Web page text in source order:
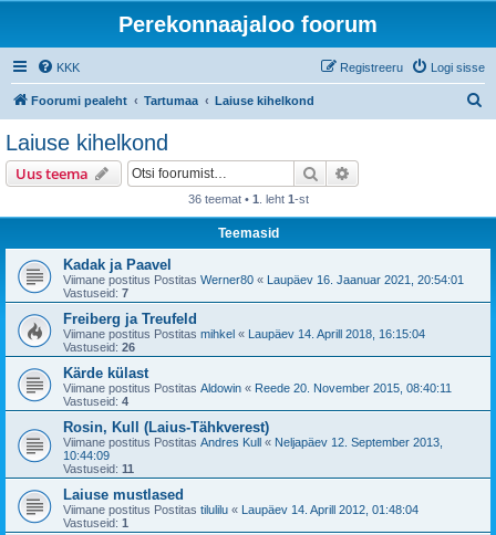
Perekonnaajaloo foorum
KKK Logi sisse
Registreeru
Foorumi pealeht Tartumaa Laiuse kihelkond
Laiuse kihelkond
Uus teema Otsi
36 teemat • 1 . leht 1-st
Teemasid
Kadak ja Paavel
Viimane postitus Postitas Werner80 « Laupäev 16. Jaanuar 2021, 20:54:01
Vastuseid: 7
Freiberg ja Treufeld
Viimane postitus Postitas mihkel « Laupäev 14. Aprill 2018, 16:15:04
Vastuseid: 26
Kärde külast
Viimane postitus Postitas Aldowin « Reede 20. November 2015, 08:40:11
Vastuseid: 4
Rosin, Kull (Laius-Tähkverest)
Viimane postitus Postitas Andres Kull « Neljapäev 12. September 2013,
10:44:09
Vastuseid: 11
Laiuse mustlased
Viimane postitus Postitas tilulilu « Laupäev 14. Aprill 2012, 01:48:04
Vastuseid: 1